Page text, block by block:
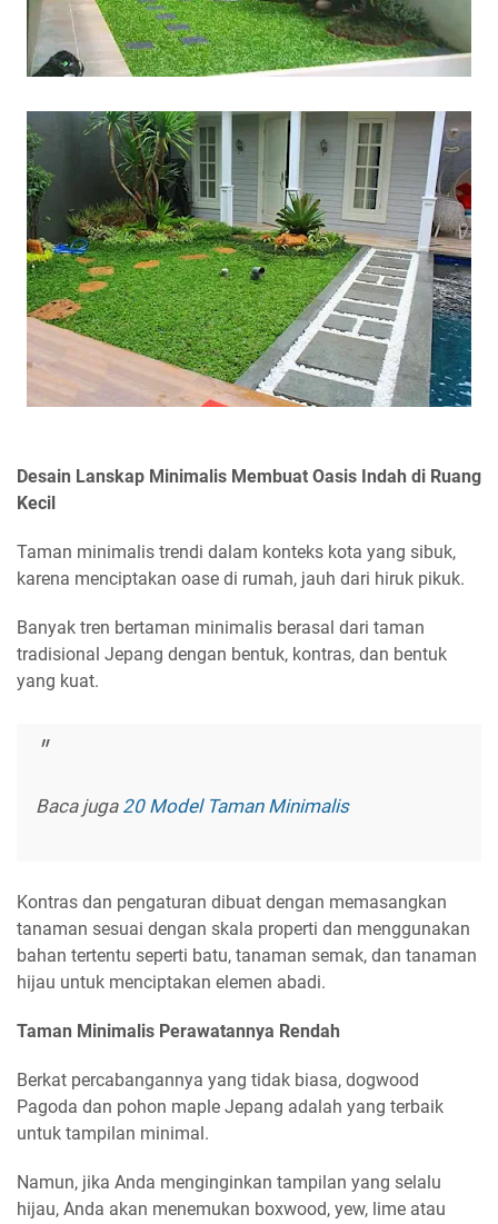
Desain Lanskap Minimalis Membuat Oasis Indah di Ruang
Kecil
Taman minimalis trendi dalam konteks kota yang sibuk,
karena menciptakan oase di rumah, jauh dari hiruk pikuk.
Banyak tren bertaman minimalis berasal dari taman
tradisional Jepang dengan bentuk, kontras, dan bentuk
yang kuat.
Baca juga 20 Model Taman Minimalis
Kontras dan pengaturan dibuat dengan memasangkan
tanaman sesuai dengan skala properti dan menggunakan
bahan tertentu seperti batu, tanaman semak, dan tanaman
hijau untuk menciptakan elemen abadi.
Taman Minimalis Perawatannya Rendah
Berkat percabangannya yang tidak biasa, dogwood
Pagoda dan pohon maple Jepang adalah yang terbaik
untuk tampilan minimal.
Namun, jika Anda menginginkan tampilan yang selalu
hijau, Anda akan menemukan boxwood, yew, lime atau